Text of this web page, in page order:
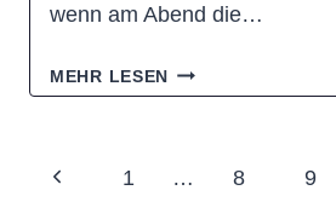
wenn am Abend die…
MEHR LESEN BANGKOK
BESTEN
Seitennavigation
Previous1 … 8 9